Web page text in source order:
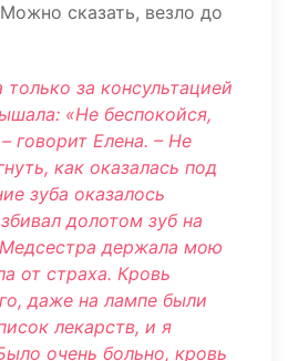
сказать, везло до
только за консультацией
«Не беспокойся,
говорит Елена. – Не
как оказалась под
зуба оказалось
долотом зуб на
держала мою
от страха. Кровь
даже на лампе были
лекарств, и я
очень больно, кровь